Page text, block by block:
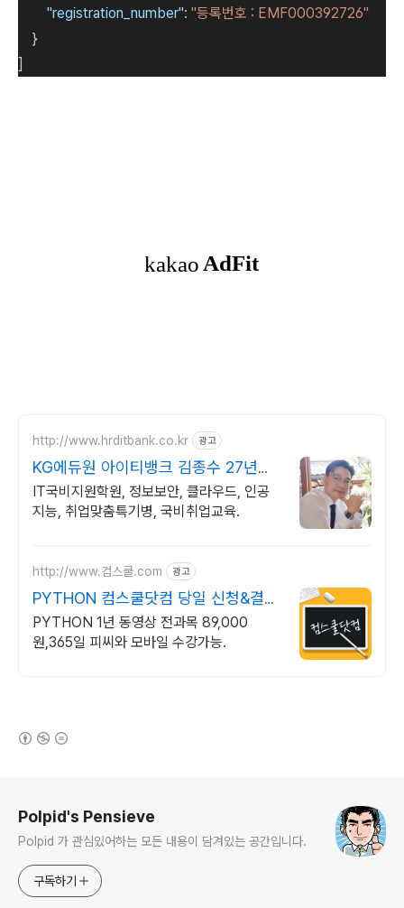
"registration_number": "등록번호 : EMF000392726"
}
]
http://www.hrditbank.co.kr 광고
KG에듀원 아이티뱅크 김종수 27년경
력전문가 IT취업상담
IT국비지원학원, 정보보안, 클라우드, 인공
지능, 취업맞춤특기병, 국비취업교육.
http://www.컴스쿨.com 광고
PYTHON 컴스쿨닷컴 당일 신청&결제
시 기프티콘!
PYTHON 1년 동영상 전과목 89,000
원,365일 피씨와 모바일 수강가능.
Polpid's Pensieve
Polpid 가 관심있어하는 모든 내용이 담겨있는 공간입니다.
구독하기